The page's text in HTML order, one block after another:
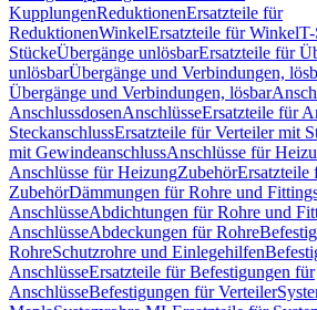
KupplungenReduktionenErsatzteile für
ReduktionenWinkelErsatzteile für Winkel
StückeÜbergänge unlösbarErsatzteile für
unlösbarÜbergänge und Verbindungen,
Übergänge und Verbindungen, lösbar
AnschlussdosenAnschlüsseErsatzteile für
SteckanschlussErsatzteile für Verteiler mit
mit GewindeanschlussAnschlüsse für
Anschlüsse für HeizungZubehörErsatzteile
ZubehörDämmungen für Rohre und
AnschlüsseAbdichtungen für Rohre und
AnschlüsseAbdeckungen für Rohre
RohreSchutzrohre und Einlegehilfen
AnschlüsseErsatzteile für Befestigungen für
AnschlüsseBefestigungen für Verteiler